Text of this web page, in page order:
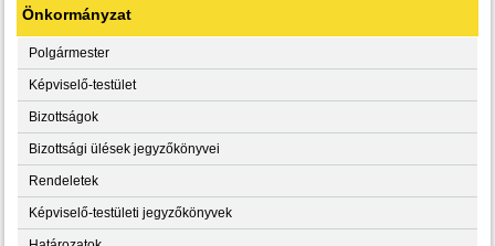
Önkormányzat
Polgármester
Képviselő-testület
Bizottságok
Bizottsági ülések jegyzőkönyvei
Rendeletek
Képviselő-testületi jegyzőkönyvek